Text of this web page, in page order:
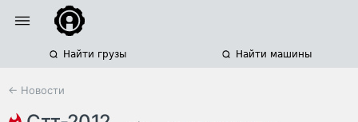
Найти грузы Найти машины
← Новости